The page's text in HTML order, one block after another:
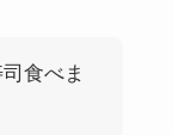
食べま